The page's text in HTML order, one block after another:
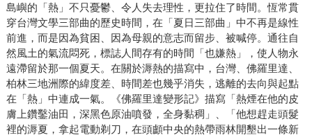
島嶼的「熱」不只憂鬱、令人失去理性，更拉住了時間。恆常貫
穿台灣文學三部曲的歷史時間，在「夏日三部曲」中不再是線性
前進，而是因為貧困、因為母親的意志而留步、被喊停。通往自
然風土的氣流悶死，標誌人間存有的時間「也嫌熱」，使人物永
遠滯留於那一個夏天。在關於溽熱的描寫中，台灣、佛羅里達、
柏林三地洲際的緯度差、時間差也幾乎消失，逃離的去向與起點
在「熱」中連成一氣。《佛羅里達變形記》描寫「熱煙在他的皮
膚上鑽鑿油田，深黑色原油噴發，全身黏稠」、「他想趕走頭髮
裡的溽夏，拿起電動剃刀，在頭顱中央的熱帶雨林開墾出一條新